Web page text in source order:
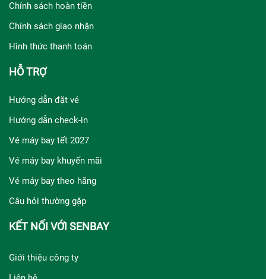
Chính sách hoàn tiền
Chính sách giao nhận
Hình thức thanh toán
HỖ TRỢ
Hướng dẫn đặt vé
Hướng dẫn check-in
Vé máy bay tết 2027
Vé máy bay khuyến mãi
Vé máy bay theo hãng
Câu hỏi thường gặp
KẾT NỐI VỚI SENBAY
Giới thiệu công ty